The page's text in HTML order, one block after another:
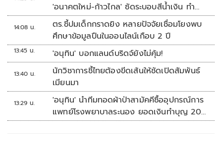
'อนาคตใหม่-ก้าวไกล' ซัดระบอบสีน้ำเงิน ทำ
หลักนิติรัฐ-นิติธรรมสั่นคลอน
14:08 น.
ตร.ชี้ปมเด็กกราดยิง หลายปัจจัยเชื่อมโยงพบ
ศึกษาข้อมูลปืนในออนไลน์เกือบ 2 ปี
13:45 น. 'อนุทิน' บอกแลนด์บริดจ์ยังไม่คุ้ม!
13:40 น.
นักวิชาการชี้ไทยต้องขีดเส้นให้ชัดเปิดสัมพันธ์
เมียนมา
13:29 น.
'อนุทิน' นำทีมทอดผ้าป่าสามัคคีซื้ออุปกรณ์การ
แพทย์โรงพยาบาลระนอง ยอดเงินทำบุญ 20
ล้านบาท